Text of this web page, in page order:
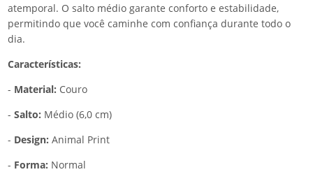
atemporal. O salto médio garante conforto e estabilidade,
permitindo que você caminhe com confiança durante todo o
dia.
Características:
- Material: Couro
-Salto: Médio (6,0 cm)
- Design: Animal Print
- Forma: Normal